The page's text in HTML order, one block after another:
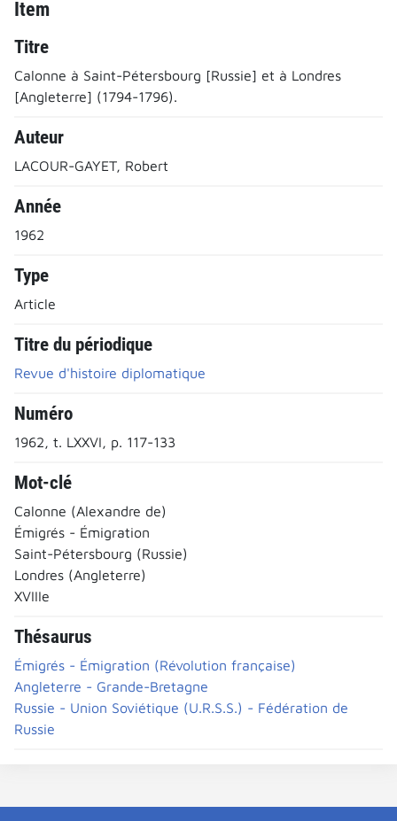
Item
Titre
Calonne à Saint-Pétersbourg [Russie] et à Londres
[Angleterre] (1794-1796).
Auteur
LACOUR-GAYET, Robert
Année
1962
Type
Article
Titre du périodique
Revue d'histoire diplomatique
Numéro
1962, t. LXXVI, p. 117-133
Mot-clé
Calonne (Alexandre de)
Émigrés - Émigration
Saint-Pétersbourg (Russie)
Londres (Angleterre)
XVIIIe
Thésaurus
Émigrés - Émigration (Révolution française)
Angleterre - Grande-Bretagne
Russie - Union Soviétique (U.R.S.S.) - Fédération de
Russie